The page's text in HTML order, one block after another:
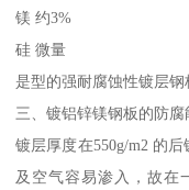
镁 约3%
硅 微量
是型的强耐腐蚀性镀层钢
三、镀铝锌镁钢板的防腐
镀层厚度在550g/m2 的
及空气容易渗入，故在